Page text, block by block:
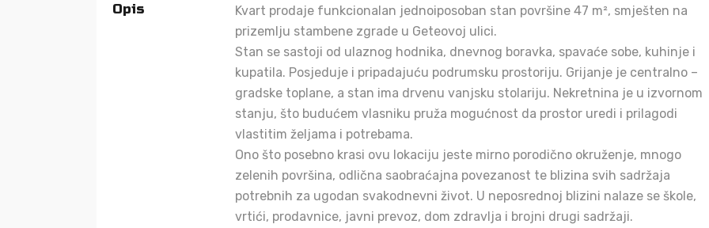
Opis
Kvart prodaje funkcionalan jednoiposoban stan površine 47 m², smješten na
prizemlju stambene zgrade u Geteovoj ulici.
Stan se sastoji od ulaznog hodnika, dnevnog boravka, spavaće sobe, kuhinje i
kupatila. Posjeduje i pripadajuću podrumsku prostoriju. Grijanje je centralno –
gradske toplane, a stan ima drvenu vanjsku stolariju. Nekretnina je u izvornom
stanju, što budućem vlasniku pruža mogućnost da prostor uredi i prilagodi
vlastitim željama i potrebama.
Ono što posebno krasi ovu lokaciju jeste mirno porodično okruženje, mnogo
zelenih površina, odlična saobraćajna povezanost te blizina svih sadržaja
potrebnih za ugodan svakodnevni život. U neposrednoj blizini nalaze se škole,
vrtići, prodavnice, javni prevoz, dom zdravlja i brojni drugi sadržaji.